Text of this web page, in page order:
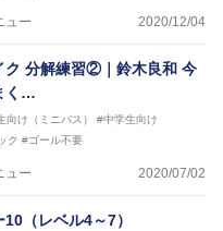
アシスタントコーチ
ュー 2020/12/04
ク 分解練習②｜鈴木良和 今
く…
向け（ミニバス）
#中学生向け
ク #ゴール不要
ュー 2020/07/02
（レベル4～7）